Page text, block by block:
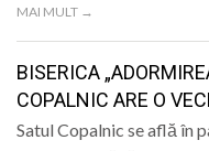
MAI MULT →
BISERICA
COPALNIC ARE O
Satul Copalnic se află în